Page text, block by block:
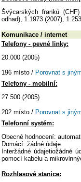
Švýcarských franků
odhad), 1.1973 (2007),
Komunikace / internet
Telefony - pevné linky:
20.000 (2005)
196 místo / Porovnat s
Telefony - mobilní:
27.500 (2005)
202 místo / Porovnat s
Telefonní systém:
Obecné hodnocení:
Domácí: žádné údaje
Interžádné údajetiožádné
pomocí kabelu a
Rozhlasové stanice: